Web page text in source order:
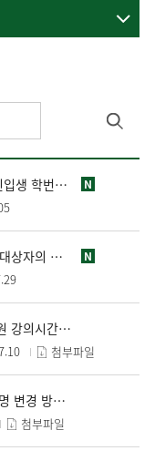
조회 안내 N
신청 안내 N
화) 10:00~)
첨부파일
방법 안내
첨부파일